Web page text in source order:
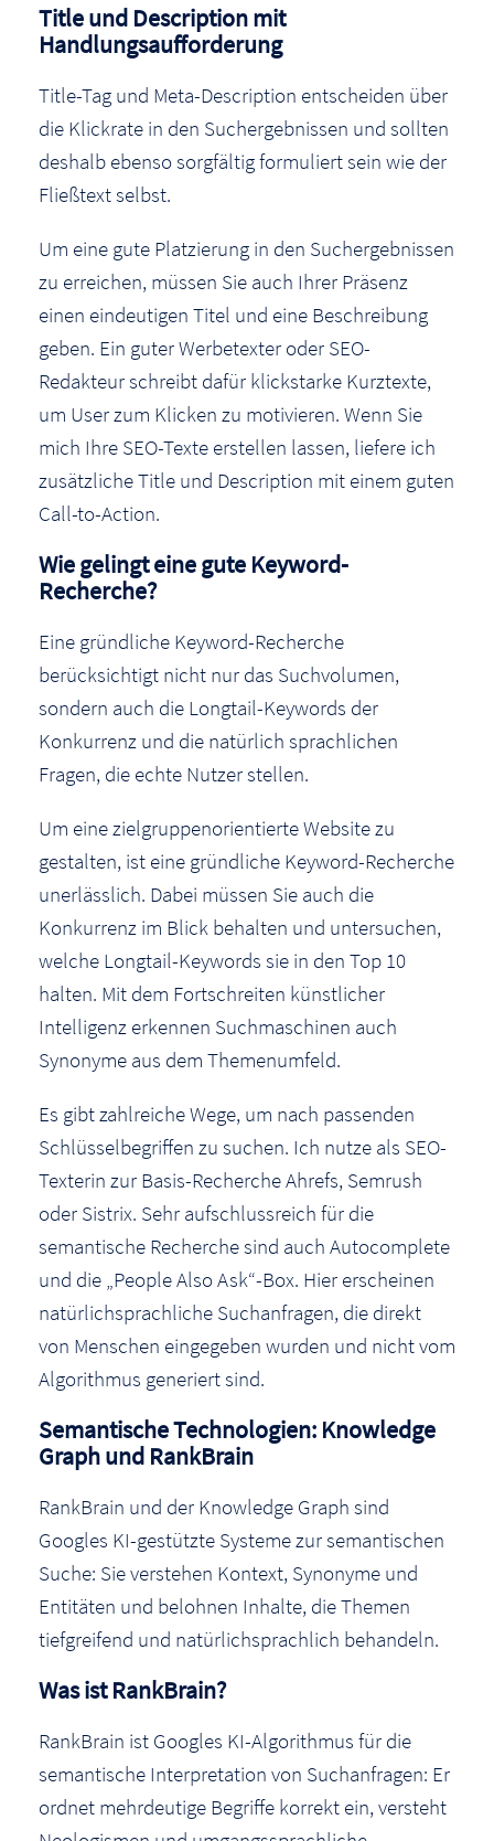
Title und Description mit
Handlungsaufforderung
Title-Tag und Meta-Description entscheiden über
die Klickrate in den Suchergebnissen und sollten
deshalb ebenso sorgfältig formuliert sein wie der
Fließtext selbst.
Um eine gute Platzierung in den Suchergebnissen
zu erreichen, müssen Sie auch Ihrer Präsenz
einen eindeutigen Titel und eine Beschreibung
geben. Ein guter Werbetexter oder SEO-
Redakteur schreibt dafür klickstarke Kurztexte,
um User zum Klicken zu motivieren. Wenn Sie
mich Ihre SEO-Texte erstellen lassen, liefere ich
zusätzliche Title und Description mit einem guten
Call-to-Action.
Wie gelingt eine gute Keyword-
Recherche?
Eine gründliche Keyword-Recherche
berücksichtigt nicht nur das Suchvolumen,
sondern auch die Longtail-Keywords der
Konkurrenz und die natürlich sprachlichen
Fragen, die echte Nutzer stellen.
Um eine zielgruppenorientierte Website zu
gestalten, ist eine gründliche Keyword-Recherche
unerlässlich. Dabei müssen Sie auch die
Konkurrenz im Blick behalten und untersuchen,
welche Longtail-Keywords sie in den Top 10
halten. Mit dem Fortschreiten künstlicher
Intelligenz erkennen Suchmaschinen auch
Synonyme aus dem Themenumfeld.
Es gibt zahlreiche Wege, um nach passenden
Schlüsselbegriffen zu suchen. Ich nutze als SEO-
Texterin zur Basis-Recherche Ahrefs, Semrush
oder Sistrix. Sehr aufschlussreich für die
semantische Recherche sind auch Autocomplete
und die „People Also Ask“-Box. Hier erscheinen
natürlichsprachliche Suchanfragen, die direkt
von Menschen eingegeben wurden und nicht vom
Algorithmus generiert sind.
Semantische Technologien: Knowledge
Graph und RankBrain
RankBrain und der Knowledge Graph sind
Googles KI-gestützte Systeme zur semantischen
Suche: Sie verstehen Kontext, Synonyme und
Entitäten und belohnen Inhalte, die Themen
tiefgreifend und natürlichsprachlich behandeln.
Was ist RankBrain?
RankBrain ist Googles KI-Algorithmus für die
semantische Interpretation von Suchanfragen: Er
ordnet mehrdeutige Begriffe korrekt ein, versteht